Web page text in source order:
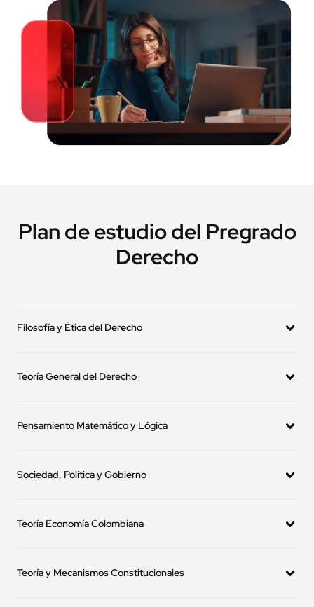
Acompañamiento Continuo:
Benefíciate del apoyo constante
de expertos para finalizar tu programa con éxito.
Obtén tu beneficio financiero ahora
Plan de estudio del
Pregrado
Filosofía y Ética del Derecho
Teoría General del Derecho
Pensamiento Matemático y Lógica
Sociedad, Política y Gobierno